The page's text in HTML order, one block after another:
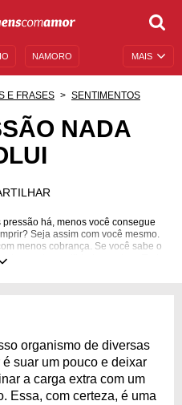
MAIS
NAMORO
DESCULPAS
DE ANIVERSÁRIO
E FRASES SENTIMENTOS
NADA
há, menos você consegue
Seja assim com você mesmo.
menos cobrança. Se você sabe o
com tranquilidade e calma. Tudo
organismo de diversas
suar um pouco e deixar
a carga extra com um
Essa, com certeza, é uma